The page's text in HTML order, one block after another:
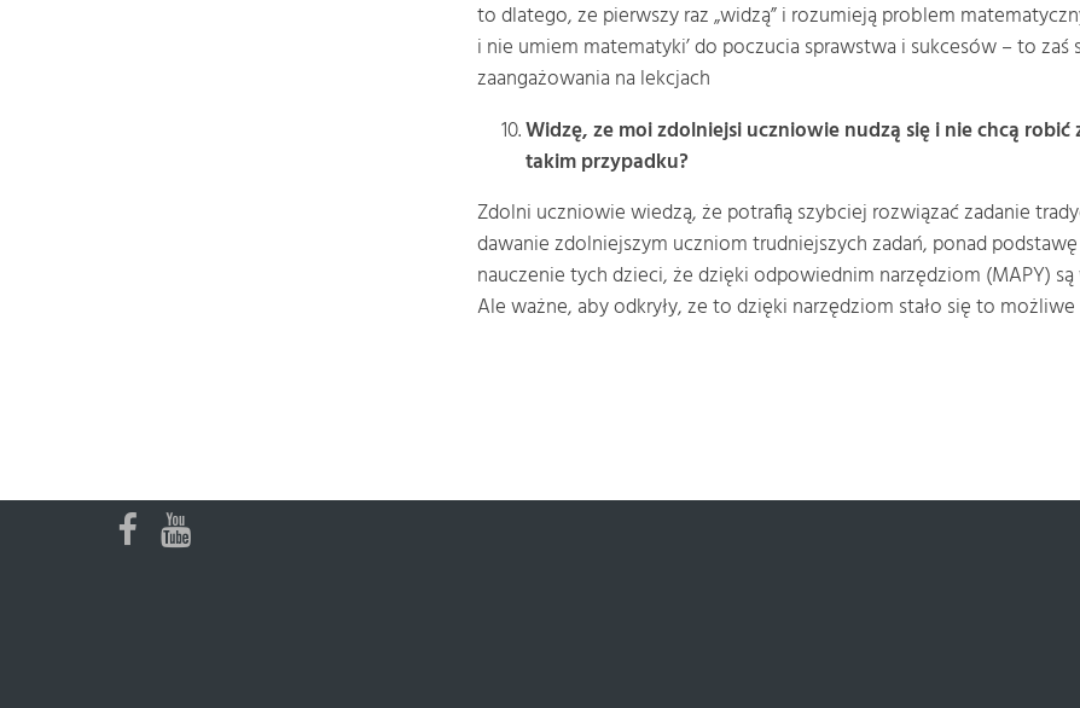
to dlatego, ze pierwszy raz „widzą” i rozumieją problem
i nie umiem matematyki’ do poczucia sprawstwa i sukcesów – to
zaangażowania na lekcjach
Widzę, ze moi zdolniejsi uczniowie nudzą się i nie chcą
takim przypadku?
Zdolni uczniowie wiedzą, że potrafią szybciej rozwiązać zadanie
dawanie zdolniejszym uczniom trudniejszych zadań, ponad
nauczenie tych dzieci, że dzięki odpowiednim narzędziom (MAPY)
Ale ważne, aby odkryły, ze to dzięki narzędziom stało się to możliwe